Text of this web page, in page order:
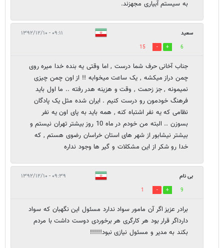
به سیستم آبیاری مجهزند.
سعید ۰۹:۱۱ - ۱۳۹۲/۱۲/۱۰
6
15
جناب آخانی حرف شما درست , اما وقتی یه بنده خدا میره روی
چمن دراز میکشه , یک ساعت میخوابه !! از اون چمن چیزی
نمیمونه , جز زحمت , وقت و هزینه هدر رفته .. ما اول باید
فرهنگ خودمون رو درست کنیم . ایران شده مثل یک پادگان
نظامی که یه نفر اشتباه کنه , همه باید به پای اون یه نفر
بسوزن .. البته من خودم در ماه 10 روز بیشتر تهران نیستم و
بیشتر نیشابور از شهر های استان خراسان رضوی هستم , که
خدا رو شکر از این مشکلات و گیر ها وجود نداره
بی نام ۰۹:۳۹ - ۱۳۹۲/۱۲/۱۰
9
1
برادر عزیز اگر آن مامور سواد ندارد مسئول این نگهبان که سواد
دارداگر قرار بود هر کارگری هر برخوردی دوست داشت با مردم
بکند به مدیر و مسئول نیازی نبود!!!!!!